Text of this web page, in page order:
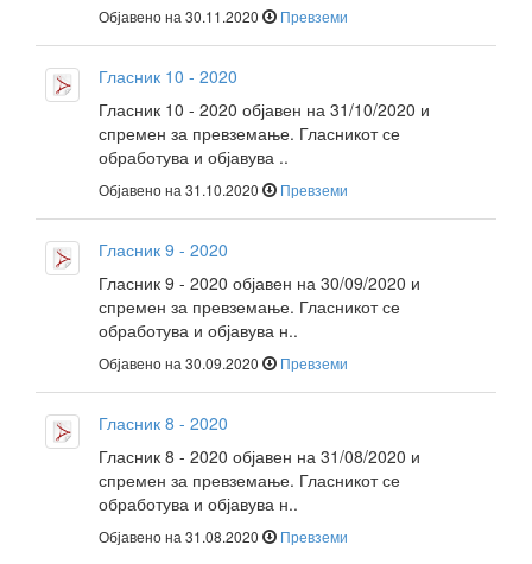
Објавено на 30.11.2020 Превземи
Гласник 10 - 2020
Гласник 10 - 2020 објавен на 31/10/2020 и
спремен за превземање. Гласникот се
обработува и објавува ..
Објавено на 31.10.2020 Превземи
Гласник 9 - 2020
Гласник 9 - 2020 објавен на 30/09/2020 и
спремен за превземање. Гласникот се
обработува и објавува н..
Објавено на 30.09.2020 Превземи
Гласник 8 - 2020
Гласник 8 - 2020 објавен на 31/08/2020 и
спремен за превземање. Гласникот се
обработува и објавува н..
Објавено на 31.08.2020 Превземи